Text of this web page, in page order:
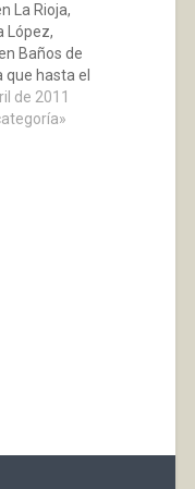
La Rioja,
López,
Baños de
que hasta el
se instalarán
170
de 2011